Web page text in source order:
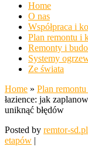
Home
O nas
Współpraca i
Plan remontu i
Remonty i
Systemy
Ze świata
Home » Plan
łazience: jak
uniknąć błędów
Posted by remtor-sd.pl
etapów |